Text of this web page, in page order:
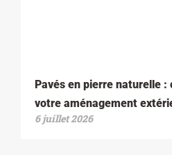
Pavés en pierre naturelle :
votre aménagement
6 juillet 2026